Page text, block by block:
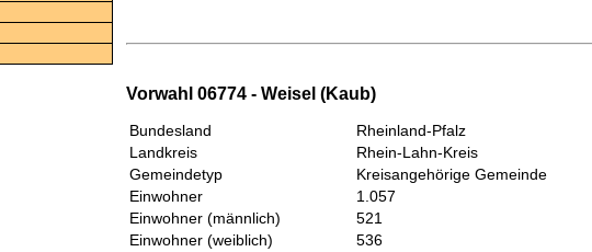
Vorwahl 06774 - Weisel (Kaub)
Bundesland
Rheinland-Pfalz
Landkreis
Rhein-Lahn-Kreis
Gemeindetyp
Kreisangehörige Gemeinde
Einwohner
1.057
Einwohner (männlich)
521
Einwohner (weiblich)
536